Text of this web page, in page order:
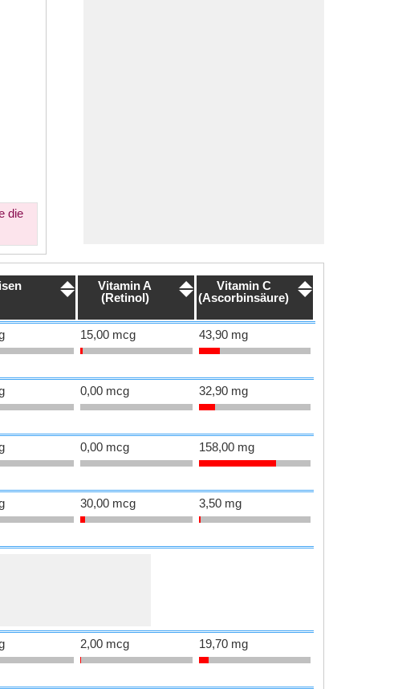
die
Vitamin A
(Retinol)
Vitamin C
(Ascorbinsäure)
15,00 mcg 43,90 mg
0,00 mcg 32,90 mg
0,00 mcg 158,00 mg
30,00 mcg 3,50 mg
2,00 mcg 19,70 mg